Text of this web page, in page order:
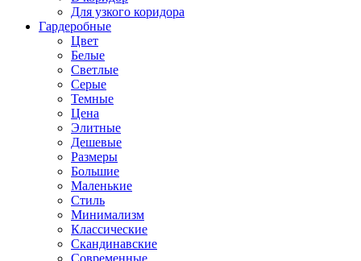
Для узкого коридора
Гардеробные
Цвет
Белые
Светлые
Серые
Темные
Цена
Элитные
Дешевые
Размеры
Большие
Маленькие
Стиль
Минимализм
Классические
Скандинавские
Современные